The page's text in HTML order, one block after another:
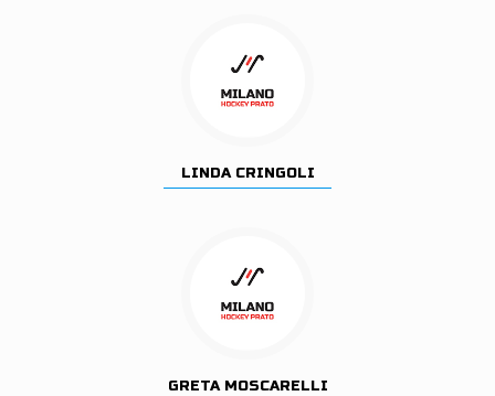
LINDA CRINGOLI
GRETA MOSCARELLI